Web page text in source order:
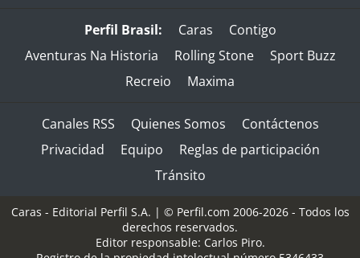
Perfil Brasil: Caras
Contigo
Aventuras Na Historia
Rolling Stone
Sport Buzz
Recreio
Maxima
Canales RSS Quienes Somos
Contáctenos
Privacidad
Equipo
Reglas de participación
Tránsito
Caras - Editorial Perfil S.A. | © Perfil.com 2006-2026 - Todos los
derechos reservados.
Editor responsable: Carlos Piro.